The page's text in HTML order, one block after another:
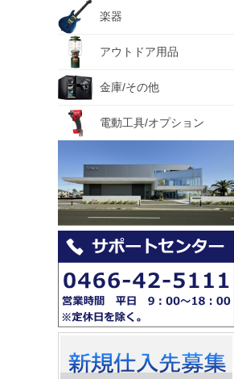
楽器
アウトドア用品
金庫/その他
電動工具/オプション